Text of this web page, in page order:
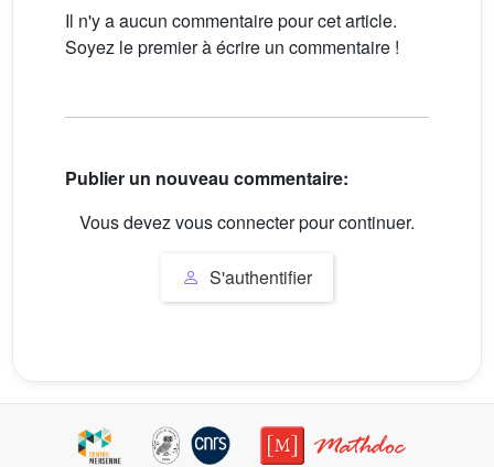
Il n'y a aucun commentaire pour cet article.
Soyez le premier à écrire un commentaire !
Publier un nouveau commentaire:
Vous devez vous connecter pour continuer.
S'authentifier